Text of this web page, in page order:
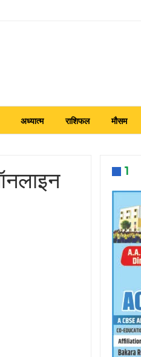
अध्यात्म राशिफल मौसम
1